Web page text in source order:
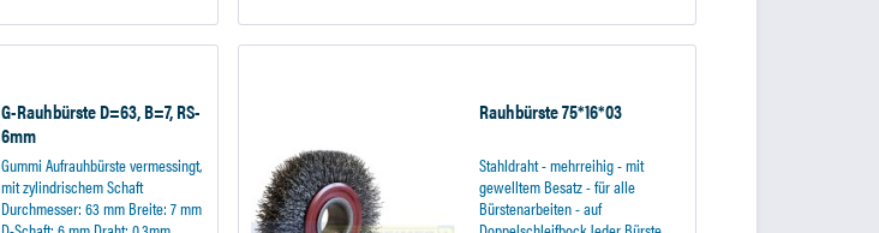
G-Rauhbürste D=63, B=7, RS-
6mm
Gummi Aufrauhbürste vermessingt,
mit zylindrischem Schaft
Durchmesser: 63 mm Breite: 7 mm
Rauhbürste 75*16*03
Stahldraht - mehrreihig - mit
gewelltem Besatz - für alle
Bürstenarbeiten - auf